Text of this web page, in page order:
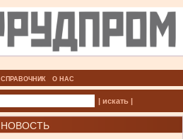
СПРАВОЧНИК О НАС
| искать |
НОВОСТЬ